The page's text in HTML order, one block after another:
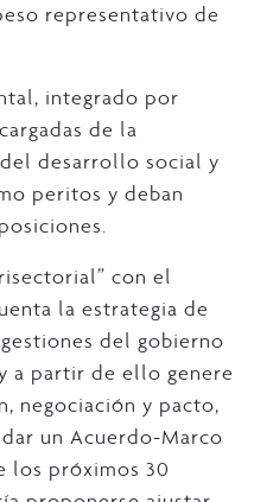
representativo de
integrado por
de la
desarrollo social y
peritos y deban
con el
la estrategia de
del gobierno
a partir de ello genere
negociación y pacto,
un Acuerdo-Marco
los próximos 30